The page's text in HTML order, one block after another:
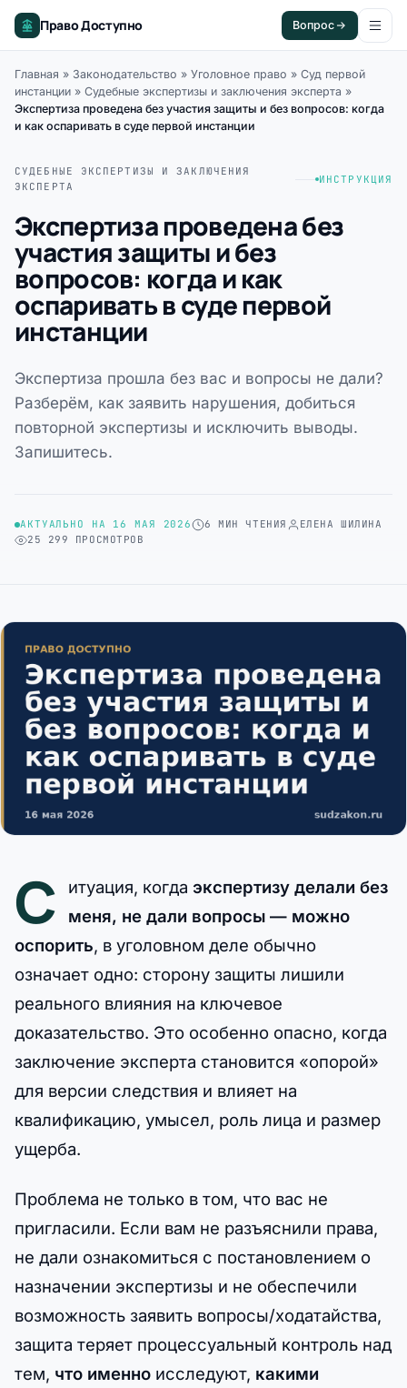
Право Доступно Вопрос
Главная » Законодательство » Уголовное право » Суд первой
инстанции » Судебные экспертизы и заключения эксперта »
Экспертиза проведена без участия защиты и без вопросов: когда
и как оспаривать в суде первой инстанции
СУДЕБНЫЕ ЭКСПЕРТИЗЫ И ЗАКЛЮЧЕНИЯ
ЭКСПЕРТА
ИНСТРУКЦИЯ
Экспертиза проведена без
участия защиты и без
вопросов: когда и как
оспаривать в суде первой
инстанции
Экспертиза прошла без вас и вопросы не дали?
Разберём, как заявить нарушения, добиться
повторной экспертизы и исключить выводы.
Запишитесь.
АКТУАЛЬНО НА 16 МАЯ 2026 6 МИН ЧТЕНИЯ
ЕЛЕНА ШИЛИНА
25 299 ПРОСМОТРОВ
С итуация, когда экспертизу делали без
меня, не дали вопросы — можно
оспорить, в уголовном деле обычно
означает одно: сторону защиты лишили
реального влияния на ключевое
доказательство. Это особенно опасно, когда
заключение эксперта становится «опорой»
для версии следствия и влияет на
квалификацию, умысел, роль лица и размер
ущерба.
Проблема не только в том, что вас не
пригласили. Если вам не разъяснили права,
не дали ознакомиться с постановлением о
назначении экспертизы и не обеспечили
возможность заявить вопросы/ходатайства,
защита теряет процессуальный контроль над
тем, что именно исследуют, какими